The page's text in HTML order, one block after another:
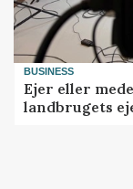
BUSINESS
Ejer eller
landbrugets